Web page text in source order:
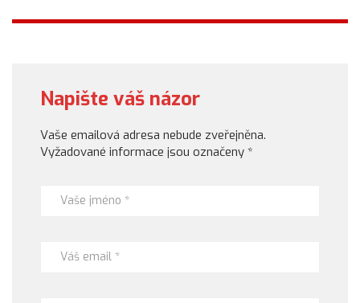
Napište váš názor
Vaše emailová adresa nebude zveřejněna.
Vyžadované informace jsou označeny *